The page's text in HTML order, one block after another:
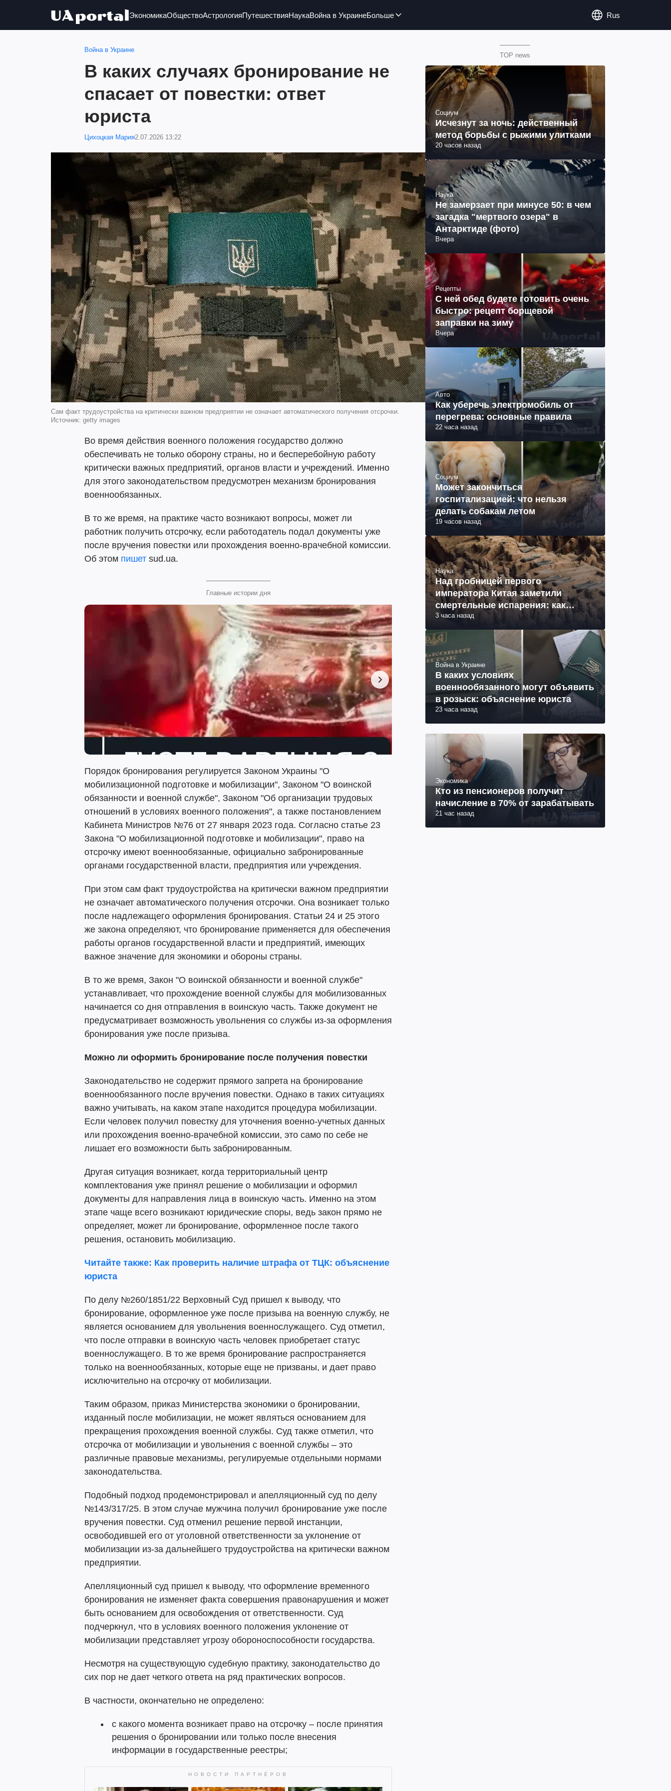
ЭкономикаОбществоАстрологияПутешествияНаукаВойна в УкраинеБольше Rus
Война в Украине
В каких случаях бронирование не
спасает от повестки: ответ
юриста
Цихоцкая Мария2.07.2026 13:22
Сам факт трудоустройства на критически важном предприятии не означает автоматического получения отсрочки.
Источник: getty images
Во время действия военного положения государство должно
обеспечивать не только оборону страны, но и бесперебойную работу
критически важных предприятий, органов власти и учреждений. Именно
для этого законодательством предусмотрен механизм бронирования
военнообязанных.
В то же время, на практике часто возникают вопросы, может ли
работник получить отсрочку, если работодатель подал документы уже
после вручения повестки или прохождения военно-врачебной комиссии.
Об этом пишет sud.ua.
Главные истории дня
Порядок бронирования регулируется Законом Украины "О
мобилизационной подготовке и мобилизации", Законом "О воинской
обязанности и военной службе", Законом "Об организации трудовых
отношений в условиях военного положения", а также постановлением
Кабинета Министров №76 от 27 января 2023 года. Согласно статье 23
Закона "О мобилизационной подготовке и мобилизации", право на
отсрочку имеют военнообязанные, официально забронированные
органами государственной власти, предприятия или учреждения.
При этом сам факт трудоустройства на критически важном предприятии
не означает автоматического получения отсрочки. Она возникает только
после надлежащего оформления бронирования. Статьи 24 и 25 этого
же закона определяют, что бронирование применяется для обеспечения
работы органов государственной власти и предприятий, имеющих
важное значение для экономики и обороны страны.
В то же время, Закон "О воинской обязанности и военной службе"
устанавливает, что прохождение военной службы для мобилизованных
начинается со дня отправления в воинскую часть. Также документ не
предусматривает возможность увольнения со службы из-за оформления
бронирования уже после призыва.
Можно ли оформить бронирование после получения повестки
Законодательство не содержит прямого запрета на бронирование
военнообязанного после вручения повестки. Однако в таких ситуациях
важно учитывать, на каком этапе находится процедура мобилизации.
Если человек получил повестку для уточнения военно-учетных данных
или прохождения военно-врачебной комиссии, это само по себе не
лишает его возможности быть забронированным.
Другая ситуация возникает, когда территориальный центр
комплектования уже принял решение о мобилизации и оформил
документы для направления лица в воинскую часть. Именно на этом
этапе чаще всего возникают юридические споры, ведь закон прямо не
определяет, может ли бронирование, оформленное после такого
решения, остановить мобилизацию.
Читайте также: Как проверить наличие штрафа от ТЦК: объяснение
юриста
По делу №260/1851/22 Верховный Суд пришел к выводу, что
бронирование, оформленное уже после призыва на военную службу, не
является основанием для увольнения военнослужащего. Суд отметил,
что после отправки в воинскую часть человек приобретает статус
военнослужащего. В то же время бронирование распространяется
только на военнообязанных, которые еще не призваны, и дает право
исключительно на отсрочку от мобилизации.
Таким образом, приказ Министерства экономики о бронировании,
изданный после мобилизации, не может являться основанием для
прекращения прохождения военной службы. Суд также отметил, что
отсрочка от мобилизации и увольнения с военной службы – это
различные правовые механизмы, регулируемые отдельными нормами
законодательства.
Подобный подход продемонстрировал и апелляционный суд по делу
№143/317/25. В этом случае мужчина получил бронирование уже после
вручения повестки. Суд отменил решение первой инстанции,
освободившей его от уголовной ответственности за уклонение от
мобилизации из-за дальнейшего трудоустройства на критически важном
предприятии.
Апелляционный суд пришел к выводу, что оформление временного
бронирования не изменяет факта совершения правонарушения и может
быть основанием для освобождения от ответственности. Суд
подчеркнул, что в условиях военного положения уклонение от
мобилизации представляет угрозу обороноспособности государства.
Несмотря на существующую судебную практику, законодательство до
сих пор не дает четкого ответа на ряд практических вопросов.
В частности, окончательно не определено:
с какого момента возникает право на отсрочку – после принятия
решения о бронировании или только после внесения
информации в государственные реестры;
TOP news
Социум
Исчезнут за ночь: действенный
метод борьбы с рыжими улитками
20 часов назад
Наука
Не замерзает при минусе 50: в чем
загадка "мертвого озера" в
Антарктиде (фото)
Вчера
Рецепты
С ней обед будете готовить очень
быстро: рецепт борщевой
заправки на зиму
Вчера
Авто
Как уберечь электромобиль от
перегрева: основные правила
22 часа назад
Социум
Может закончиться
госпитализацией: что нельзя
делать собакам летом
19 часов назад
Наука
Над гробницей первого
императора Китая заметили
смертельные испарения: как
образовались (фото)
3 часа назад
Война в Украине
В каких условиях
военнообязанного могут объявить
в розыск: объяснение юриста
23 часа назад
Экономика
Кто из пенсионеров получит
начисление в 70% от зарабатывать
21 час назад